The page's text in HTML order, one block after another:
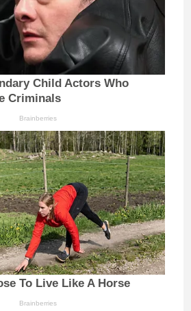
Child Actors Who
Criminals
Brainberries
To Live Like A Horse
Brainberries